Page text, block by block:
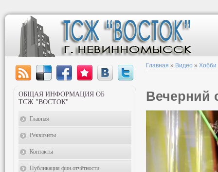
Главная » Видео » Хобби
Вечерний
ОБЩАЯ ИНФОРМАЦИЯ ОБ
ТСЖ "ВОСТОК"
Главная
Реквизиты
Контакты
Публикация фин.отчётности